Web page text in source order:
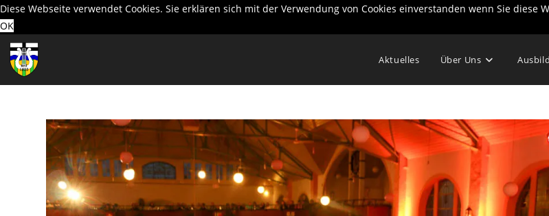
Diese Webseite verwendet Cookies. Sie erklären sich mit der Verwendung von Cookies einverstanden wenn Sie diese
OK
Zum
Inhalt
springen
Aktuelles Über Uns